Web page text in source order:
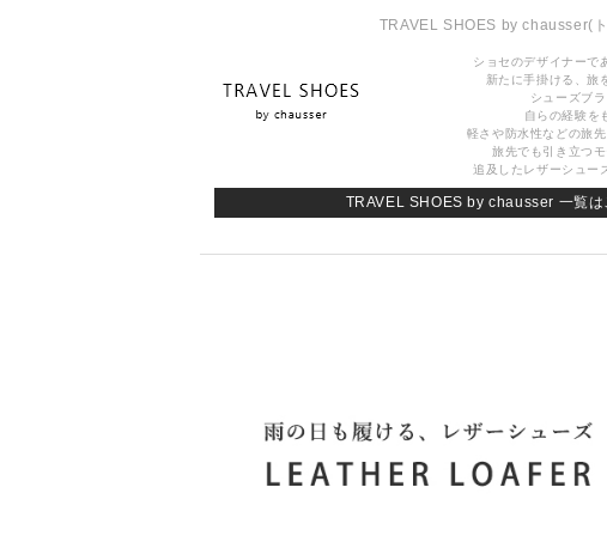
TRAVEL SHOES by chausser(
ショセのデザイナーで
新たに手掛ける、旅
シューズブ
自らの経験を
軽さや防水性などの旅
旅先でも引き立つ
追及したレザーシュー
TRAVEL SHOES by chausser 一覧は